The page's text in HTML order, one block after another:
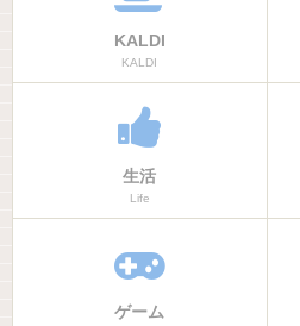
KALDI
KALDI
生活
Life
ゲーム